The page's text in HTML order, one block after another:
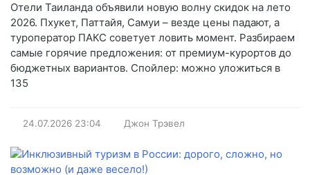
Отели Таиланда объявили новую волну скидок на лето
2026. Пхукет, Паттайя, Самуи – везде цены падают, а
туроператор ПАКС советует ловить момент. Разбираем
самые горячие предложения: от премиум-курортов до
бюджетных вариантов. Спойлер: можно уложиться в
135
24.07.2026 23:04 Джон Трэвел